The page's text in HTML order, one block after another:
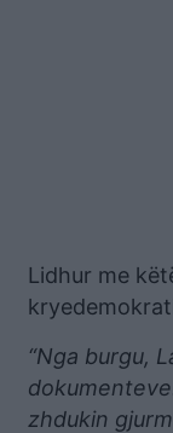
Lidhur me
“Nga burgu,
zhdukin